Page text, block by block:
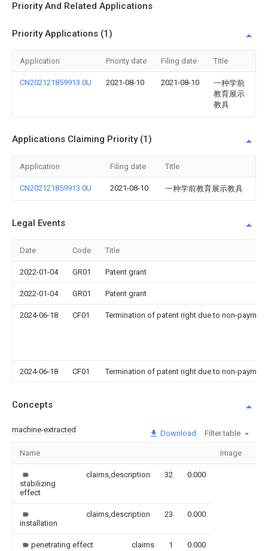
Priority And Related Applications
Priority Applications (1)
Application Priority date Filing date Title
CN202121859913.0U 2021-08-10 2021-08-10
一种学前
教育展示
教具
Applications Claiming Priority (1)
Application Filing date Title
CN202121859913.0U 2021-08-10 一种学前教育展示教具
Legal Events
Date Code Title
2022-01-04 GR01 Patent grant
2022-01-04 GR01 Patent grant
2024-06-18 CF01 Termination of patent right due to non-
2024-06-18 CF01 Termination of patent right due to non-
Concepts
machine-extracted Download Filter table
Name Image
stabilizing
effect
claims,description 32 0.000
installation
claims,description 23 0.000
penetrating effect claims 1 0.000